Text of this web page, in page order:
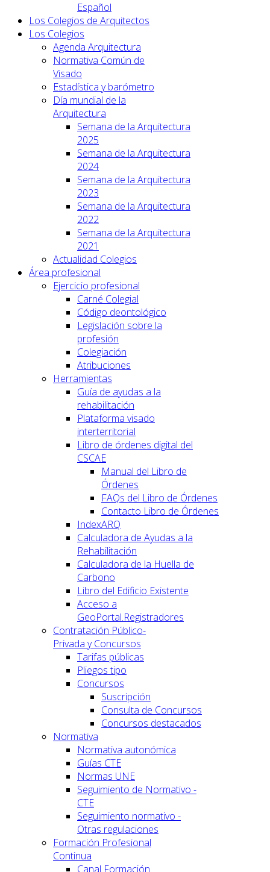
Español
Los Colegios de Arquitectos
Los Colegios
Agenda Arquitectura
Normativa Común de
Visado
Estadística y barómetro
Día mundial de la
Arquitectura
Semana de la Arquitectura
2025
Semana de la Arquitectura
2024
Semana de la Arquitectura
2023
Semana de la Arquitectura
2022
Semana de la Arquitectura
2021
Actualidad Colegios
Área profesional
Ejercicio profesional
Carné Colegial
Código deontológico
Legislación sobre la
profesión
Colegiación
Atribuciones
Herramientas
Guía de ayudas a la
rehabilitación
Plataforma visado
interterritorial
Libro de órdenes digital del
CSCAE
Manual del Libro de
Órdenes
FAQs del Libro de Órdenes
Contacto Libro de Órdenes
IndexARQ
Calculadora de Ayudas a la
Rehabilitación
Calculadora de la Huella de
Carbono
Libro del Edificio Existente
Acceso a
GeoPortal.Registradores
Contratación Público-
Privada y Concursos
Tarifas públicas
Pliegos tipo
Concursos
Suscripción
Consulta de Concursos
Concursos destacados
Normativa
Normativa autonómica
Guías CTE
Normas UNE
Seguimiento de Normativo -
CTE
Seguimiento normativo -
Otras regulaciones
Formación Profesional
Continua
Canal Formación